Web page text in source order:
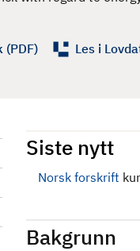
(PDF) Les i
Siste nytt
Norsk forskrift
Bakgrunn